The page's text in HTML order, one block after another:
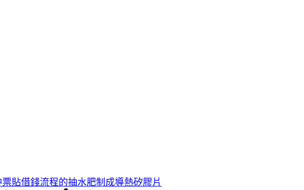
貼借錢流程的抽水肥制成導熱矽膠片